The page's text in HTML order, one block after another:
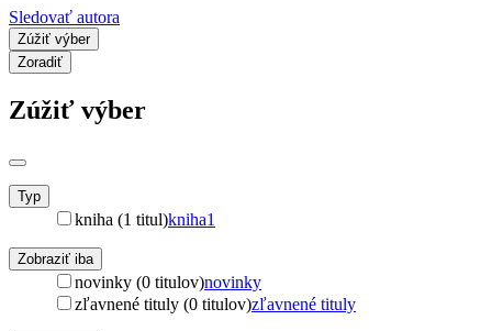
Sledovať autora
Zúžiť výber
Zoradiť
Zúžiť výber
Typ
kniha (1 titul)kniha1
Zobraziť iba
novinky (0 titulov)novinky
zľavnené tituly (0 titulov)zľavnené tituly